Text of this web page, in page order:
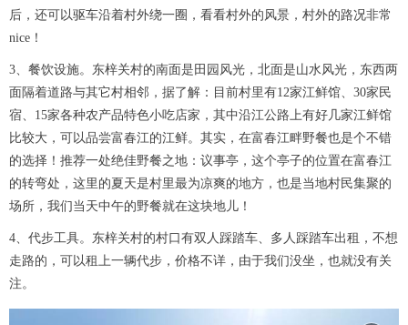
后，还可以驱车沿着村外绕一圈，看看村外的风景，村外的路况非常
nice！
3、餐饮设施。东梓关村的南面是田园风光，北面是山水风光，东西两
面隔着道路与其它村相邻，据了解：目前村里有12家江鲜馆、30家民
宿、15家各种农产品特色小吃店家，其中沿江公路上有好几家江鲜馆
比较大，可以品尝富春江的江鲜。其实，在富春江畔野餐也是个不错
的选择！推荐一处绝佳野餐之地：议事亭，这个亭子的位置在富春江
的转弯处，这里的夏天是村里最为凉爽的地方，也是当地村民集聚的
场所，我们当天中午的野餐就在这块地儿！
4、代步工具。东梓关村的村口有双人踩踏车、多人踩踏车出租，不想
走路的，可以租上一辆代步，价格不详，由于我们没坐，也就没有关
注。